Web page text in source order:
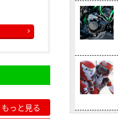
もっと見る